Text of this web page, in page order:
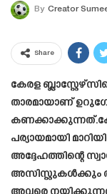
By Creator
Share
കേരള
താരമായാണ്
പര്യായമായി
അദ്ദേഹത്തിന്റെ
അസിസ്റ്റുകൾക്കും